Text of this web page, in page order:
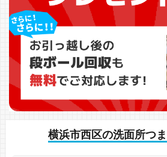
横浜市西区の洗面所つ